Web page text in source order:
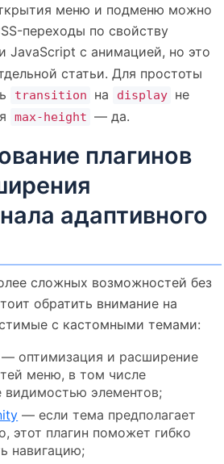
меню и подменю можно
переходы по свойству
JavaScript с анимацией, но это
статьи. Для простоты
transition на display не
max-height — да.
плагинов
адаптивного
сложных возможностей без
обратить внимание на
с кастомными темами:
— оптимизация и расширение
меню, в том числе
видимостью элементов;
— если тема предполагает
этот плагин поможет гибко
навигацию;